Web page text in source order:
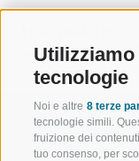
tecnologie
Noi e altre 8 terze
tecnologie simili.
fruizione dei
tuo consenso, per
sempre al